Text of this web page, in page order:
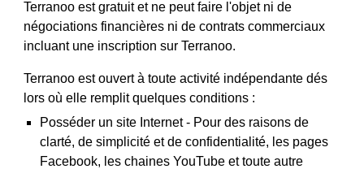
Terranoo est gratuit et ne peut faire l'objet ni de
négociations financières ni de contrats commerciaux
incluant une inscription sur Terranoo.
Terranoo est ouvert à toute activité indépendante dés
lors où elle remplit quelques conditions :
Posséder un site Internet - Pour des raisons de
clarté, de simplicité et de confidentialité, les pages
Facebook, les chaines YouTube et toute autre